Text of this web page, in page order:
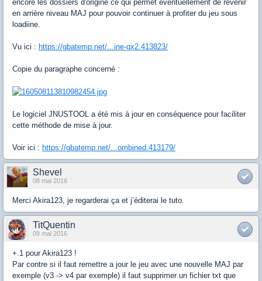
encore les dossiers d'origine ce qui permet éventuellement de revenir
en arrière niveau MAJ pour pouvoir continuer à profiter du jeu sous
loadiine.
Vu ici : https://gbatemp.net/...ine-gx2.413823/
Copie du paragraphe concerné :
Le logiciel JNUSTOOL a été mis à jour en conséquence pour faciliter
cette méthode de mise à jour.
Voir ici : https://gbatemp.net/...ombined.413179/
Shevel
08 mai 2016
Merci Akira123, je regarderai ça et j’éditerai le tuto.
TitQuentin
09 mai 2016
+.1 pour Akira123 !
Par contre si il faut remettre a jour le jeu avec une nouvelle MAJ par
exemple (v3 -> v4 par exemple) il faut supprimer un fichier txt que